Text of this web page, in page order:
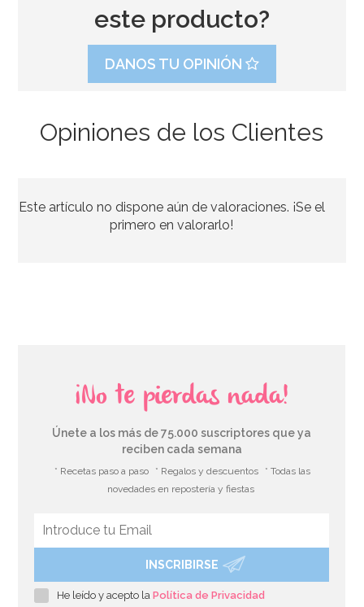
este producto?
DANOS TU OPINIÓN
Opiniones de los Clientes
Este artículo no dispone aún de valoraciones. ¡Se el
primero en valorarlo!
¡No te pierdas nada!
Únete a los más de 75.000 suscriptores que ya
reciben cada semana
* Recetas paso a paso * Regalos y descuentos
* Todas las
novedades en repostería y fiestas
INSCRIBIRSE
He leído y acepto laPolítica de Privacidad